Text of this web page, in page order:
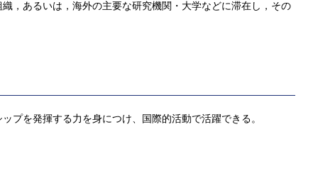
，あるいは，海外の主要な研究機関・大学などに滞在し，その
プを発揮する力を身につけ、国際的活動で活躍できる。